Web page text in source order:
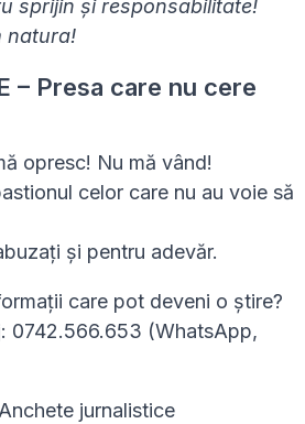
sprijin și responsabilitate!
natura!
– Presa care nu cere
opresc! Nu mă vând!
celor care nu au voie să
și pentru adevăr.
care pot deveni o știre?
0742.566.653 (WhatsApp,
jurnalistice